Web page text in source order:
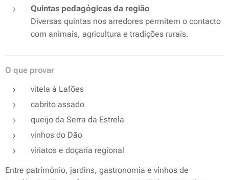
Quintas pedagógicas da região
Diversas quintas nos arredores permitem o contacto
com animais, agricultura e tradições rurais.
O que provar
vitela à Lafões
cabrito assado
queijo da Serra da Estrela
vinhos do Dão
viriatos e doçaria regional
Entre património, jardins, gastronomia e vinhos de